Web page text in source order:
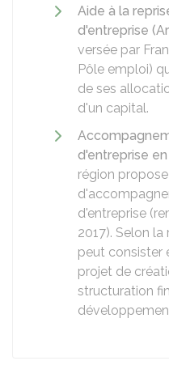
Aide à la
d'entreprise
versée par
Pôle emploi)
de ses
d'un capital.
d'entreprise
région
d'entreprise
2017). Selon
peut consister
projet de
structuration